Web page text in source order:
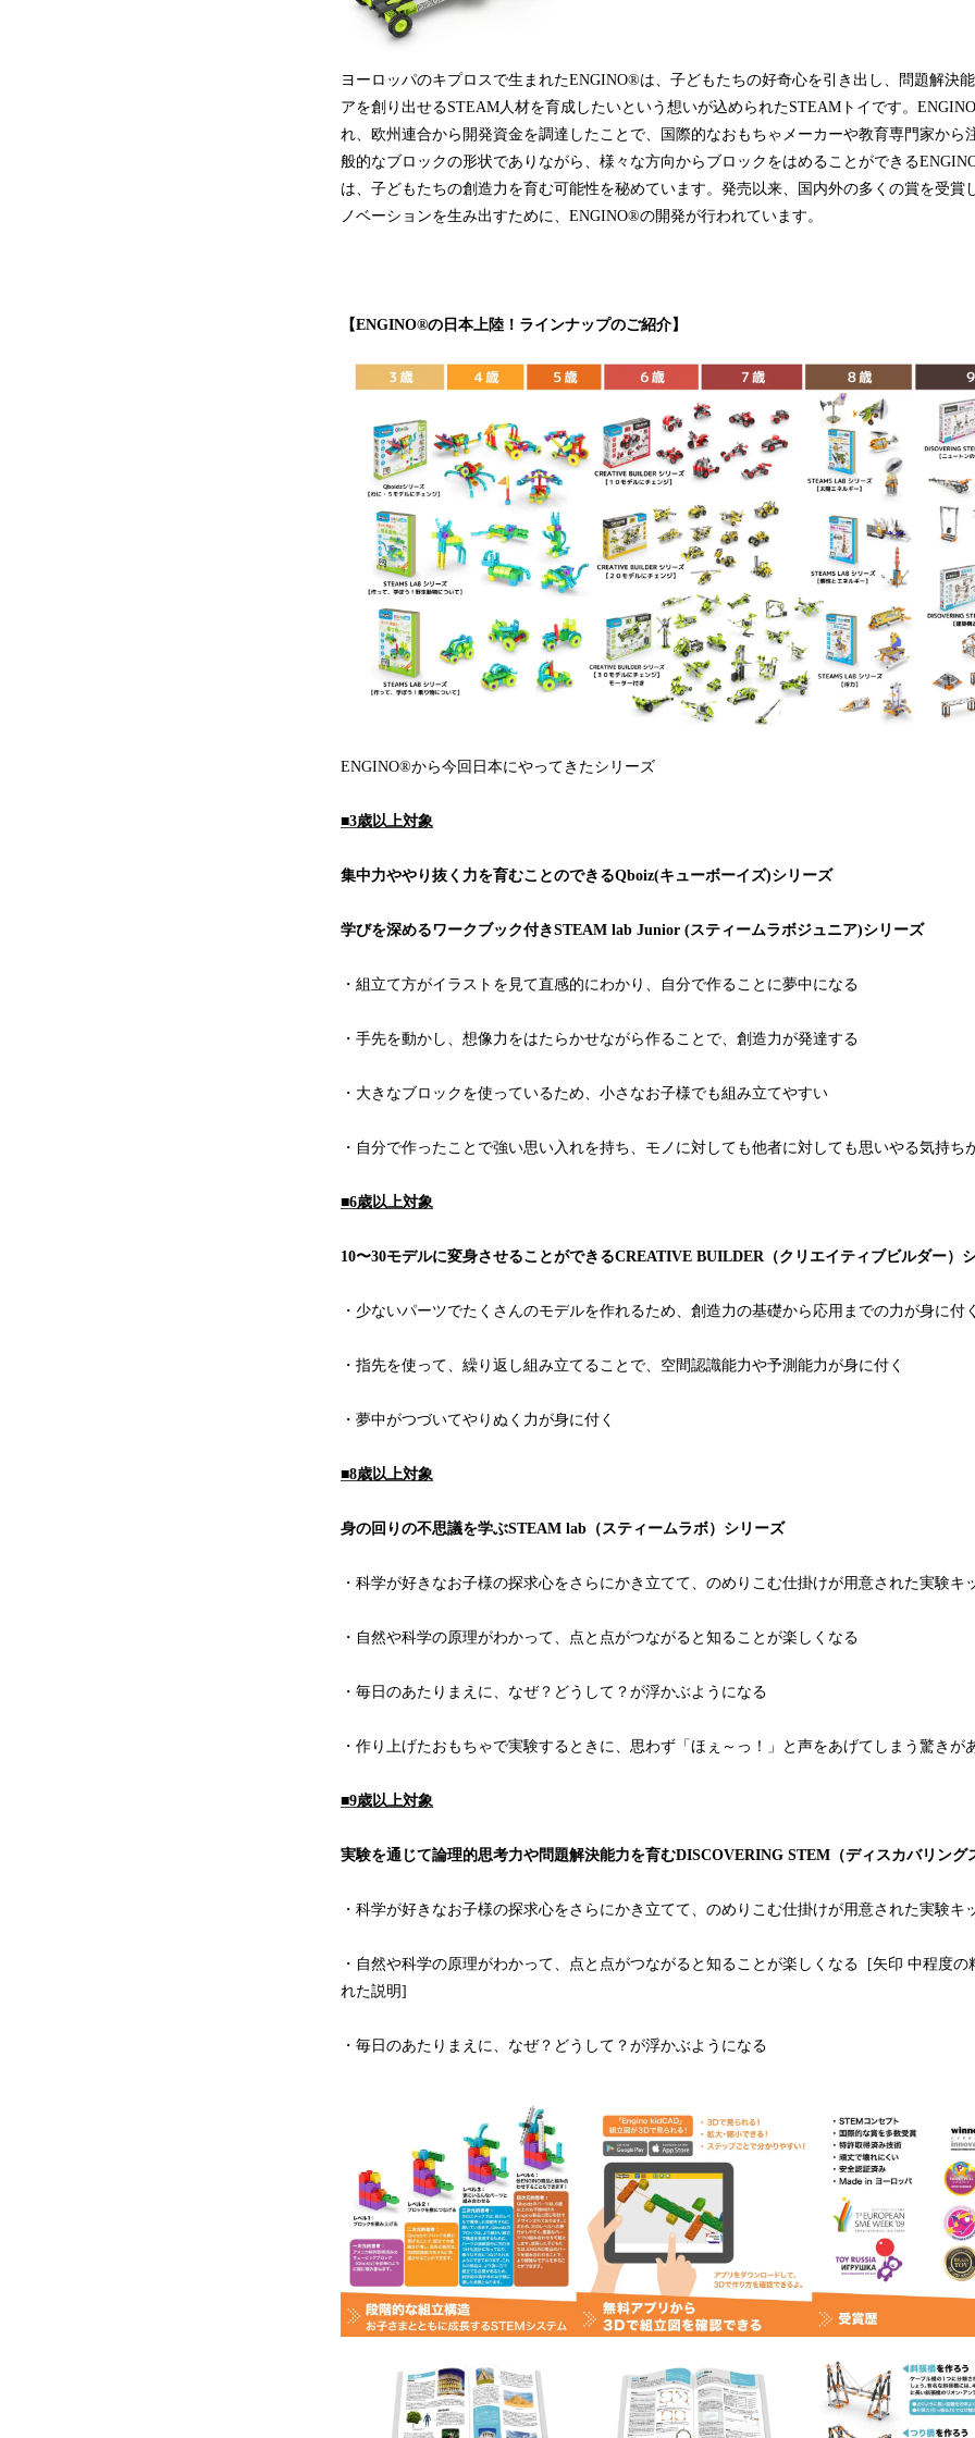
ヨーロッパのキプロスで生まれたENGINO®は、子どもたちの好奇心を引き出し、問題解決
アを創り出せるSTEAM人材を育成したいという想いが込められたSTEAMトイです。
れ、欧州連合から開発資金を調達したことで、国際的なおもちゃメーカーや教育専門家から
般的なブロックの形状でありながら、様々な方向からブロックをはめることができる
は、子どもたちの創造力を育む可能性を秘めています。発売以来、国内外の多くの賞を受賞
ノベーションを生み出すために、ENGINO®の開発が行われています。
【ENGINO®の日本上陸！ラインナップのご紹介】
ENGINO®から今回日本にやってきたシリーズ
■3歳以上対象
集中力ややり抜く力を育むことのできるQboiz(キューボーイズ)シリーズ
学びを深めるワークブック付きSTEAM lab Junior (スティームラボジュニア)シリーズ
・組立て方がイラストを見て直感的にわかり、自分で作ることに夢中になる
・手先を動かし、想像力をはたらかせながら作ることで、創造力が発達する
・大きなブロックを使っているため、小さなお子様でも組み立てやすい
・自分で作ったことで強い思い入れを持ち、モノに対しても他者に対しても思いやる気持ち
■6歳以上対象
10〜30モデルに変身させることができるCREATIVE BUILDER（クリエイティブビルダー）
・少ないパーツでたくさんのモデルを作れるため、創造力の基礎から応用までの力が身に付く
・指先を使って、繰り返し組み立てることで、空間認識能力や予測能力が身に付く
・夢中がつづいてやりぬく力が身に付く
■8歳以上対象
身の回りの不思議を学ぶSTEAM lab（スティームラボ）シリーズ
・科学が好きなお子様の探求心をさらにかき立てて、のめりこむ仕掛けが用意された実験キ
・自然や科学の原理がわかって、点と点がつながると知ることが楽しくなる
・毎日のあたりまえに、なぜ？どうして？が浮かぶようになる
・作り上げたおもちゃで実験するときに、思わず「ほぇ～っ！」と声をあげてしまう驚きが
■9歳以上対象
実験を通じて論理的思考力や問題解決能力を育むDISCOVERING STEM（ディスカバリング
・科学が好きなお子様の探求心をさらにかき立てて、のめりこむ仕掛けが用意された実験キ
・自然や科学の原理がわかって、点と点がつながると知ることが楽しくなる [矢印 中程度の
れた説明]
・毎日のあたりまえに、なぜ？どうして？が浮かぶようになる